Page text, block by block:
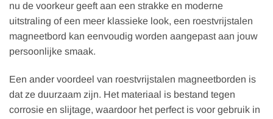
nu de voorkeur geeft aan een strakke en moderne
uitstraling of een meer klassieke look, een roestvrijstalen
magneetbord kan eenvoudig worden aangepast aan jouw
persoonlijke smaak.
Een ander voordeel van roestvrijstalen magneetborden is
dat ze duurzaam zijn. Het materiaal is bestand tegen
corrosie en slijtage, waardoor het perfect is voor gebruik in